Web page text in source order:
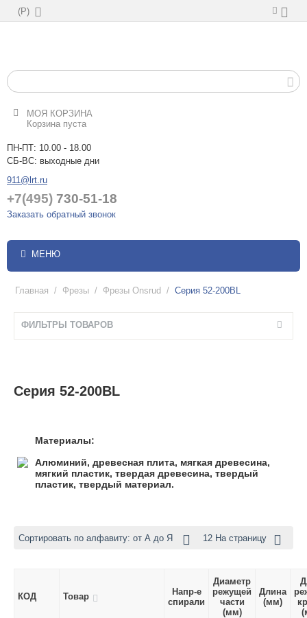
(Р)
МОЯ КОРЗИНА
Корзина пуста
ПН-ПТ: 10.00 - 18.00
СБ-ВС: выходные дни
911@lrt.ru
+7(495) 730-51-18
Заказать обратный звонок
МЕНЮ
Главная / Фрезы / Фрезы Onsrud / Серия 52-200BL
ФИЛЬТРЫ ТОВАРОВ
Серия 52-200BL
Материалы:
Алюминий, древесная плита, мягкая древесина,
мягкий пластик, твердая древесина, твердый
пластик, твердый материал.
Сортировать по алфавиту: от А до Я 12 На страницу
КОД Товар
Напр-е
спирали
Диаметр
режущей
части
(мм)
Длина
(мм)